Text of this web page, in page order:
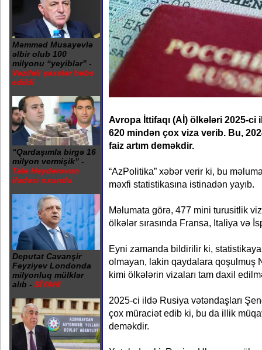
Məmməd Musayevlə
əlbir olub 100
milyonu “yeyiblər” -
Vəzifəli şəxslər həbs
edildi
“Qardaşımla birgə 16
milyon vermişik” -
Tale Heydərovun
ifadəsi oxundu
Deputat Cavanşir
Feyziyev Londonda
milyonluq mülklər
alıb - SİYAHI
Avropa İttifaqı (Aİ) ölkələri 2025-ci
620 mindən çox viza verib. Bu,
faiz artım deməkdir.
“AzPolitika” xəbər verir ki, bu
məxfi statistikasına istinadən yayıb.
Məlumata görə, 477 mini turusitlik
ölkələr sırasında Fransa, Italiya və
Eyni zamanda bildirilir ki,
olmayan, lakin qaydalara qoşulmuş
kimi ölkələrin vizaları tam daxil
2025-ci ildə Rusiya vətəndaşları
çox müraciət edib ki, bu da illik
deməkdir.